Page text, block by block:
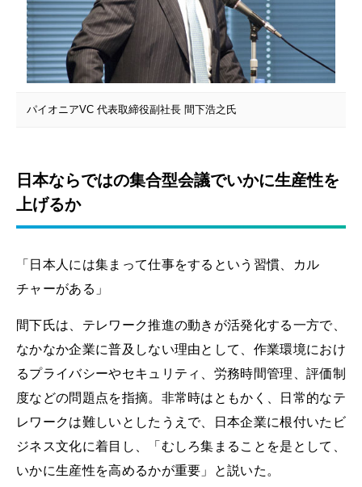
パイオニアVC 代表取締役副社長 間下浩之氏
日本ならではの集合型会議でいかに生産性を
上げるか
「日本人には集まって仕事をするという習慣、カル
チャーがある」
間下氏は、テレワーク推進の動きが活発化する一方で、
なかなか企業に普及しない理由として、作業環境におけ
るプライバシーやセキュリティ、労務時間管理、評価制
度などの問題点を指摘。非常時はともかく、日常的なテ
レワークは難しいとしたうえで、日本企業に根付いたビ
ジネス文化に着目し、「むしろ集まることを是として、
いかに生産性を高めるかが重要」と説いた。